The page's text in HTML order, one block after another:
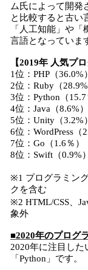
ム氏によって開発
と比較すると古い
「人工知能」や
言語となっていま
【2019年 人気プ
1位：PHP（36.0%）
2位：Ruby（28.9%
3位：Python（15.7
4位：Java（8.6%）
5位：Unity（3.2%）
6位：WordPress（
7位：Go（1.6％）
8位：Swift（0.9%）
※1 プログラミン
クを含む
※2 HTML/CSS、
象外
■2020年のプログ
2020年に注目した
「Python」です。